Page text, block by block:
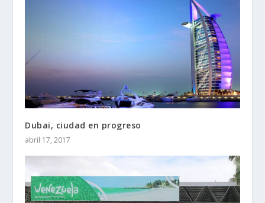
Dubai, ciudad en progreso
abril 17, 2017